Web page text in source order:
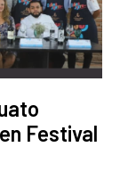
Festival